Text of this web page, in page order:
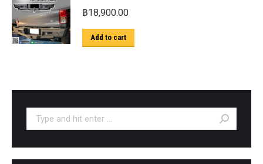
฿18,900.00
Add to cart
Search: